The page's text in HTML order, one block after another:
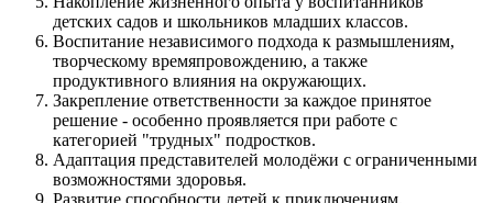
детских садов и школьников младших классов.
Воспитание независимого подхода к размышлениям,
творческому времяпровождению, а также
продуктивного влияния на окружающих.
Закрепление ответственности за каждое принятое
решение - особенно проявляется при работе с
категорией "трудных" подростков.
Адаптация представителей молодёжи с ограниченными
возможностями здоровья.
Развитие способности детей к приключениям,